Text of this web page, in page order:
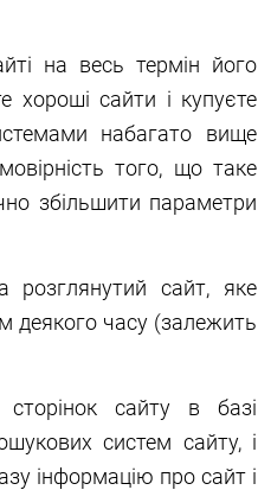
на весь термін його
хороші сайти і купуєте
набагато вище
того, що таке
збільшити параметри
сайт, яке
деякого часу (залежить
сайту в базі
систем сайту, і
інформацію про сайт і